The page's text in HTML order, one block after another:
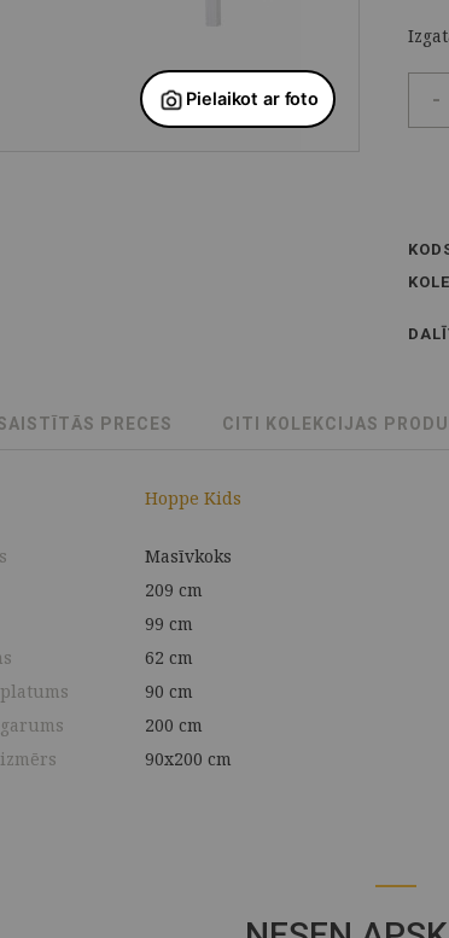
-
PRECES CITI KOLEKCIJAS
Hoppe Kids
Masīvkoks
209 cm
99 cm
62 cm
90 cm
200 cm
90x200 cm